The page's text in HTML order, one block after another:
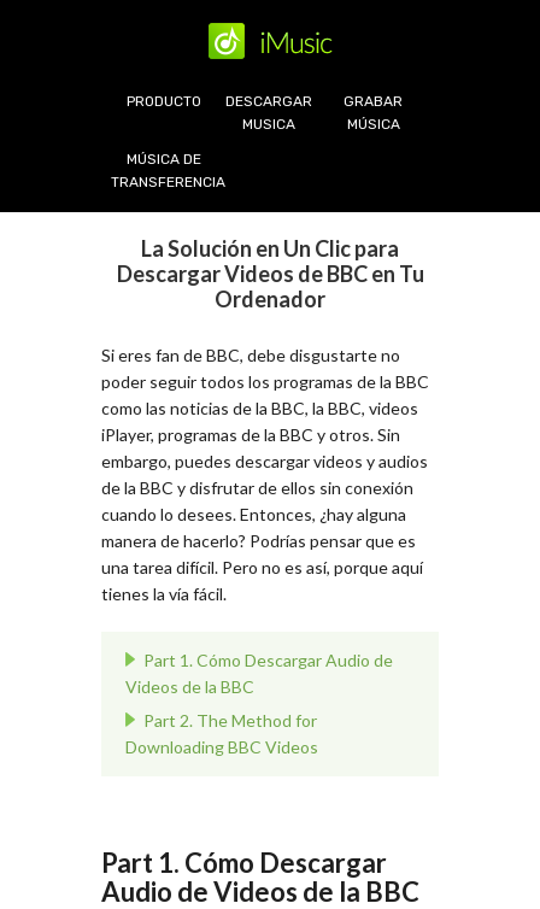
PRODUCTO
DESCARGAR
MUSICA
GRABAR
MÚSICA
MÚSICA DE
TRANSFERENCIA
La Solución en Un Clic para
Descargar Videos de BBC en Tu
Ordenador
Si eres fan de BBC, debe disgustarte no
poder seguir todos los programas de la BBC
como las noticias de la BBC, la BBC, videos
iPlayer, programas de la BBC y otros. Sin
embargo, puedes descargar videos y audios
de la BBC y disfrutar de ellos sin conexión
cuando lo desees. Entonces, ¿hay alguna
manera de hacerlo? Podrías pensar que es
una tarea difícil. Pero no es así, porque aquí
tienes la vía fácil.
Part 1. Cómo Descargar Audio de
Videos de la BBC
Part 2. The Method for
Downloading BBC Videos
Part 1. Cómo Descargar
Audio de Videos de la BBC